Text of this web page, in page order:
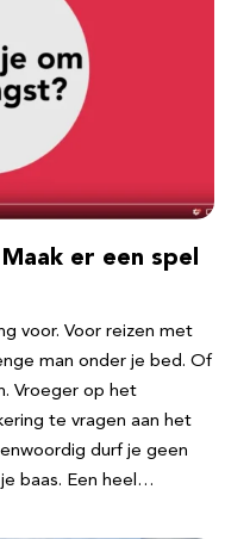
er een spel
voor. Voor reizen met
man onder je bed. Of
Vroeger op het
te vragen aan het
durf je geen
baas. Een heel…